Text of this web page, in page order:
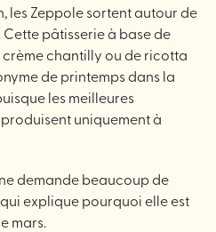
les Zeppole sortent autour de
pâtisserie à base de
chantilly ou de ricotta
de printemps dans la
les meilleures
uniquement à
demande beaucoup de
explique pourquoi elle est
mars.